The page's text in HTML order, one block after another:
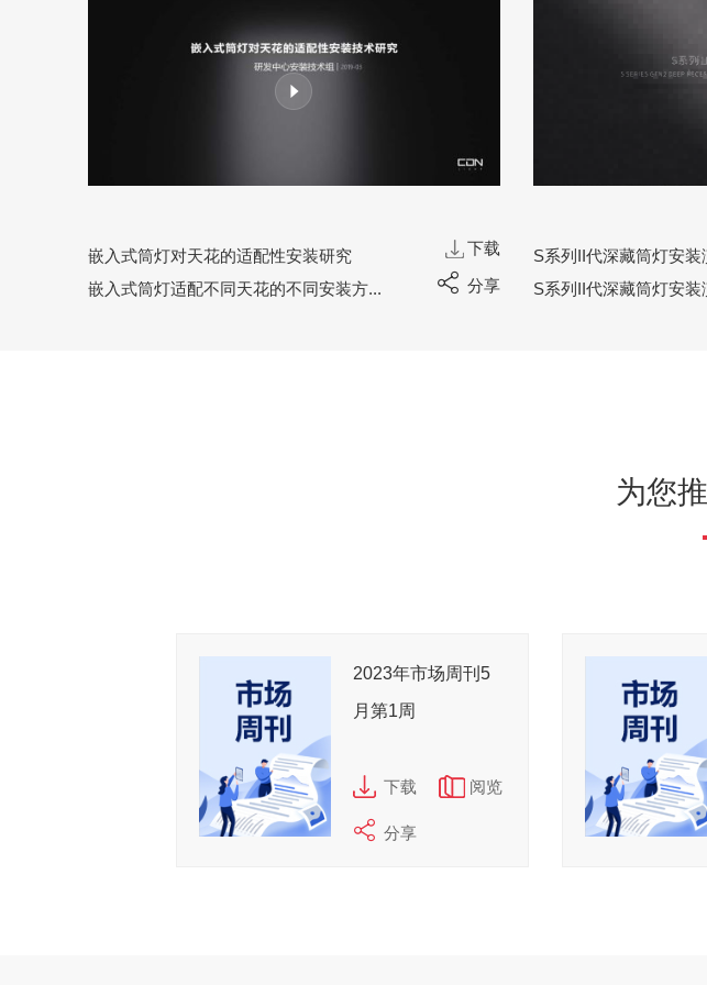
嵌入式筒灯对天花的适配性安装研究
嵌入式筒灯适配不同天花的不同安装方式；相关安装体验对比的结论
下载
分享
S系列II代深藏筒灯安装
S系列II代深藏筒灯安装
为您
2023年市场周刊5
月第1周
下载 阅览
分享